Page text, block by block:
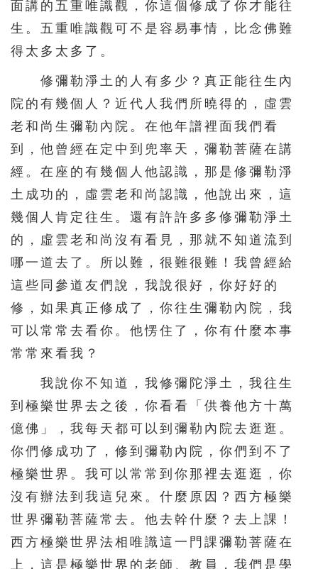
面講的五重唯識觀，你這個修成了你才能往
生。五重唯識觀可不是容易事情，比念佛難
得太多太多了。
修彌勒淨土的人有多少？真正能往生內
院的有幾個人？近代人我們所曉得的，虛雲
老和尚生彌勒內院。在他年譜裡面我們看
到，他曾經在定中到兜率天，彌勒菩薩在講
經。在座的有幾個人他認識，那是修彌勒淨
土成功的，虛雲老和尚認識，他說出來，這
幾個人肯定往生。還有許許多多修彌勒淨土
的，虛雲老和尚沒有看見，那就不知道流到
哪一道去了。所以難，很難很難！我曾經給
這些同參道友們說，我說很好，你好好的
修，如果真正修成了，你往生彌勒內院，我
可以常常去看你。他愣住了，你有什麼本事
常常來看我？
我說你不知道，我修彌陀淨土，我往生
到極樂世界去之後，你看看「供養他方十萬
億佛」，我每天都可以到彌勒內院去逛逛。
你們修成功了，修到彌勒內院，你們到不了
極樂世界。我可以常常到你那裡去逛逛，你
沒有辦法到我這兒來。什麼原因？西方極樂
世界彌勒菩薩常去。他去幹什麼？去上課！
西方極樂世界法相唯識這一門課彌勒菩薩在
上，這是極樂世界的老師、教員，我們是學